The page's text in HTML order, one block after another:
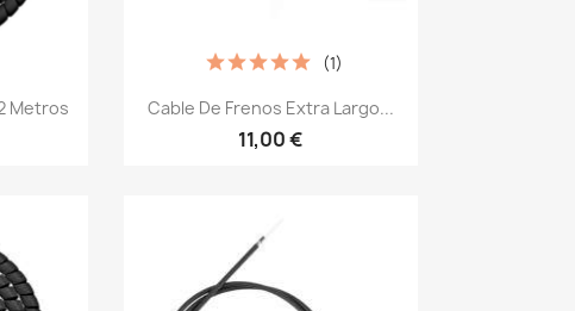
Metros Vista rápida
Cable De Frenos Extra Largo...
11,00 €
(1)